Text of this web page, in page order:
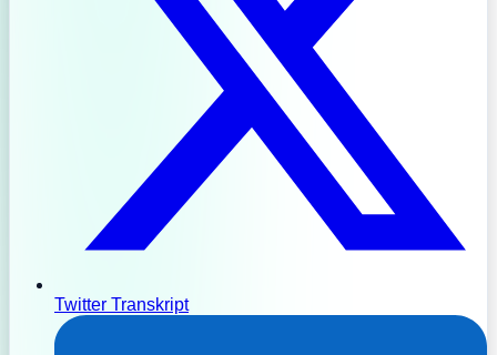
Twitter Transkript